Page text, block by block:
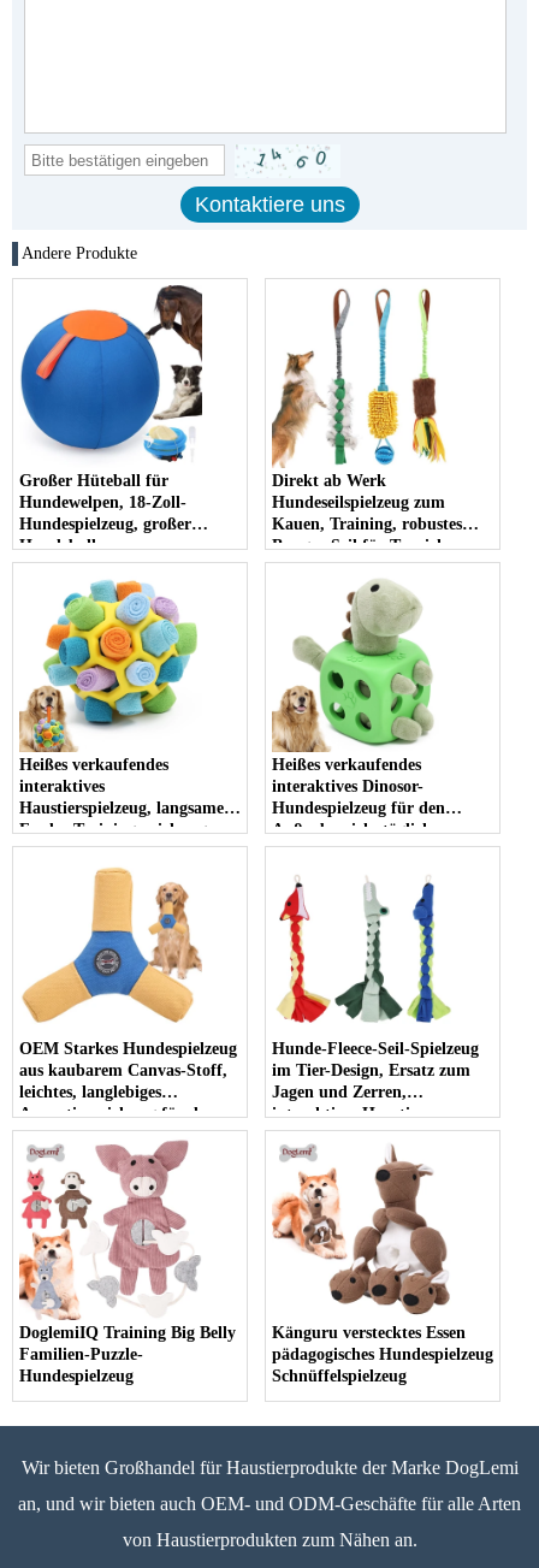
Andere Produkte
Großer Hüteball für
Hundewelpen, 18-Zoll-
Hundespielzeug, großer
Hundeball,
Rinderhunderennen und
Herdenball
Direkt ab Werk
Hundeseilspielzeug zum
Kauen, Training, robustes
Bungee-Seil für Tauziehen-
Hundespielzeug
Heißes verkaufendes
interaktives
Haustierspielzeug, langsames
Feeder-Trainingsspielzeug,
Kauspielzeug für Haustiere,
Haustierspielzeug und
Zubehör für Bewegung und
Heißes verkaufendes
interaktives Dinosor-
Hundespielzeug für den
Außenbereich, tägliche
Unterhaltung,
umweltfreundliches
Haustierspielzeug,
Hundegummispielzeug
OEM Starkes Hundespielzeug
aus kaubarem Canvas-Stoff,
leichtes, langlebiges
Apportierspielzeug für den
Außenbereich
Hunde-Fleece-Seil-Spielzeug
im Tier-Design, Ersatz zum
Jagen und Zerren,
interaktives Haustier-
Kauspielzeug für Hunde
DoglemiIQ Training Big Belly
Familien-Puzzle-
Hundespielzeug
Känguru verstecktes Essen
pädagogisches Hundespielzeug
Schnüffelspielzeug
Wir bieten Großhandel für Haustierprodukte der Marke DogLemi
an, und wir bieten auch OEM- und ODM-Geschäfte für alle Arten
von Haustierprodukten zum Nähen an.